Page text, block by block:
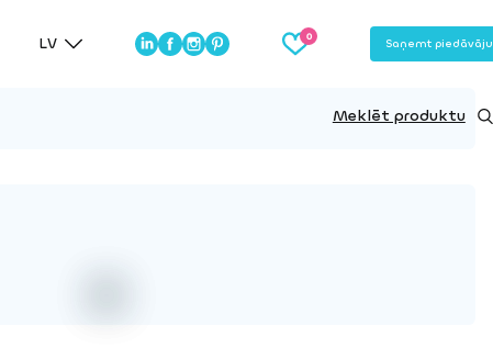
LV Saņemt
Meklēt produktu